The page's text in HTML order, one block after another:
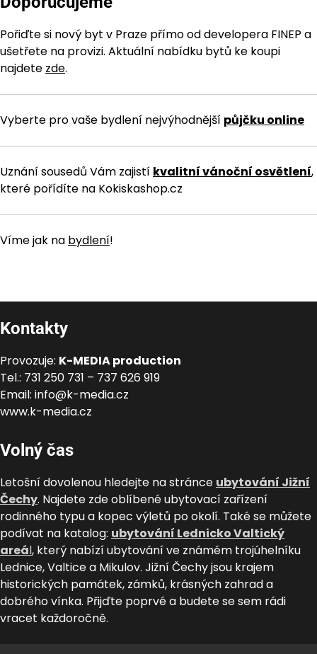
Pořiďte si nový byt v Praze přímo od developera FINEP a
ušetřete na provizi. Aktuální nabídku bytů ke koupi
najdete zde.
Vyberte pro vaše bydlení nejvýhodnější půjčku online
Uznání sousedů Vám zajistí kvalitní vánoční osvětlení,
které pořídíte na Kokiskashop.cz
Víme jak na bydlení!
Kontakty
Provozuje: K-MEDIA production
Tel.: 731 250 731 – 737 626 919
Email: info@k-media.cz
www.k-media.cz
Volný čas
Letošní dovolenou hledejte na stránce ubytování Jižní
Čechy. Najdete zde oblíbené ubytovací zařízení
rodinného typu a kopec výletů po okolí. Také se můžete
podívat na katalog: ubytování Lednicko Valtický
areál, který nabízí ubytování ve známém trojúhelníku
Lednice, Valtice a Mikulov. Jižní Čechy jsou krajem
historických památek, zámků, krásných zahrad a
dobrého vínka. Přijďte poprvé a budete se sem rádi
vracet každoročně.